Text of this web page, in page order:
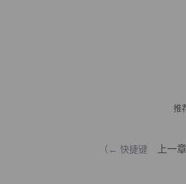
推
（← 快捷键 上一章